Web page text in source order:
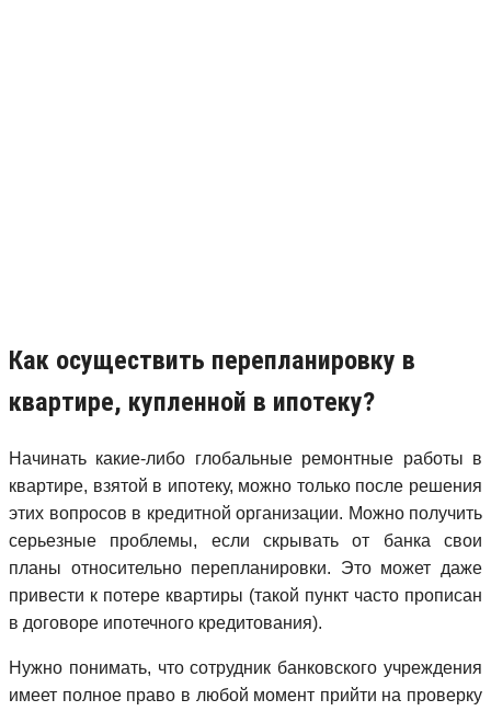
Как осуществить перепланировку в
квартире, купленной в ипотеку?
Начинать какие-либо глобальные ремонтные работы в
квартире, взятой в ипотеку, можно только после решения
этих вопросов в кредитной организации. Можно получить
серьезные проблемы, если скрывать от банка свои
планы относительно перепланировки. Это может даже
привести к потере квартиры (такой пункт часто прописан
в договоре ипотечного кредитования).
Нужно понимать, что сотрудник банковского учреждения
имеет полное право в любой момент прийти на проверку